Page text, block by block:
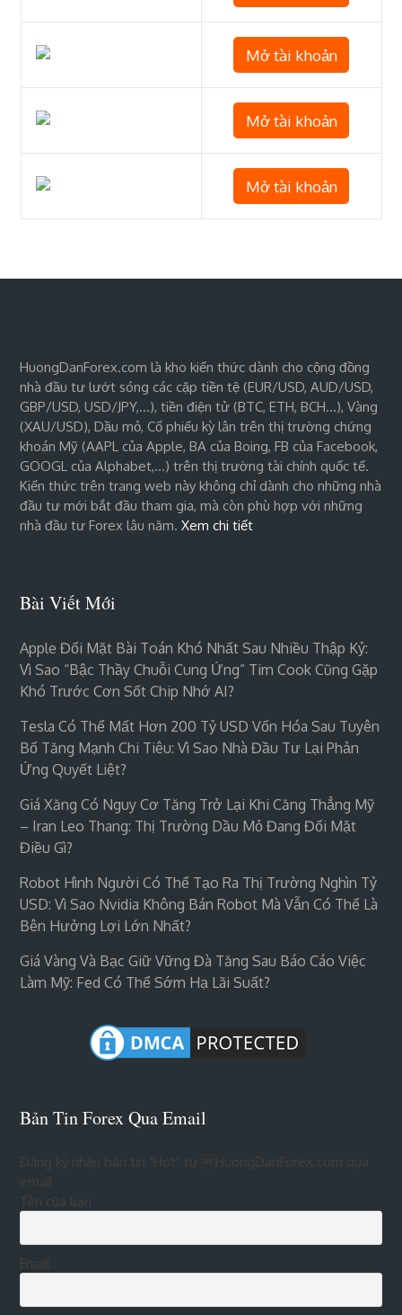
Mở tài khoản
Mở tài khoản
Mở tài khoản
HuongDanForex.com là kho kiến thức dành cho cộng đồng
nhà đầu tư lướt sóng các cặp tiền tệ (EUR/USD, AUD/USD,
GBP/USD, USD/JPY,…), tiền điện tử (BTC, ETH, BCH…), Vàng
(XAU/USD), Dầu mỏ, Cổ phiếu kỳ lân trên thị trường chứng
khoán Mỹ (AAPL của Apple, BA của Boing, FB của Facebook,
GOOGL của Alphabet,…) trên thị trường tài chính quốc tế.
Kiến thức trên trang web này không chỉ dành cho những nhà
đầu tư mới bắt đầu tham gia, mà còn phù hợp với những
nhà đầu tư Forex lâu năm.Xem chi tiết
Bài Viết Mới
Apple Đối Mặt Bài Toán Khó Nhất Sau Nhiều Thập Kỷ:
Vì Sao “bậc Thầy Chuỗi Cung Ứng” Tim Cook Cũng Gặp
Khó Trước Cơn Sốt Chip Nhớ AI?
Tesla Có Thể Mất Hơn 200 Tỷ USD Vốn Hóa Sau Tuyên
Bố Tăng Mạnh Chi Tiêu: Vì Sao Nhà Đầu Tư Lại Phản
Ứng Quyết Liệt?
Giá Xăng Có Nguy Cơ Tăng Trở Lại Khi Căng Thẳng Mỹ
– Iran Leo Thang: Thị Trường Dầu Mỏ Đang Đối Mặt
Điều Gì?
Robot Hình Người Có Thể Tạo Ra Thị Trường Nghìn Tỷ
USD: Vì Sao Nvidia Không Bán Robot Mà Vẫn Có Thể Là
Bên Hưởng Lợi Lớn Nhất?
Giá Vàng Và Bạc Giữ Vững Đà Tăng Sau Báo Cáo Việc
Làm Mỹ: Fed Có Thể Sớm Hạ Lãi Suất?
Bản Tin Forex Qua Email
Đăng ký nhận bản tin "Hot" từ HuongDanForex.com qua
Tên của bạn